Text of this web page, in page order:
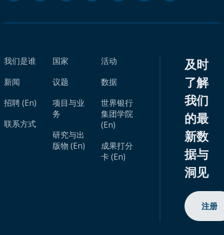
我们是谁
新闻
招聘 (En)
联系方式
国家
议题
项目与业
务
研究与出
版物 (En)
活动
数据
世界银行
集团学院
(En)
成果打分
卡 (En)
及时
了解
我们
的最
新数
据与
洞见
注册